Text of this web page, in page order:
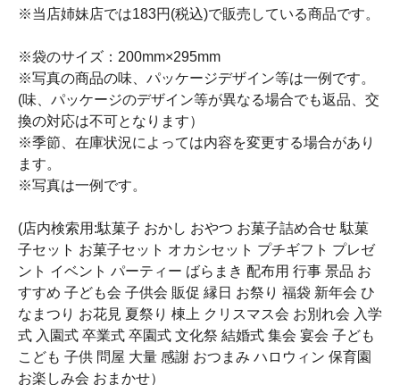
※当店姉妹店では183円(税込)で販売している商品です。
※袋のサイズ：200mm×295mm
※写真の商品の味、パッケージデザイン等は一例です。
(味、パッケージのデザイン等が異なる場合でも返品、交
換の対応は不可となります）
※季節、在庫状況によっては内容を変更する場合があり
ます。
※写真は一例です。
(店内検索用:駄菓子 おかし おやつ お菓子詰め合せ 駄菓
子セット お菓子セット オカシセット プチギフト プレゼ
ント イベント パーティー ばらまき 配布用 行事 景品 お
すすめ 子ども会 子供会 販促 縁日 お祭り 福袋 新年会 ひ
なまつり お花見 夏祭り 棟上 クリスマス会 お別れ会 入学
式 入園式 卒業式 卒園式 文化祭 結婚式 集会 宴会 子ども
こども 子供 問屋 大量 感謝 おつまみ ハロウィン 保育園
お楽しみ会 おまかせ）